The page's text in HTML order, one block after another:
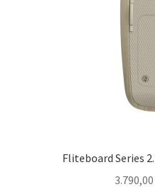
Fliteboard Series
3.790,00